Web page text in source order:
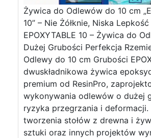
Żywica do Odlewów do 10 cm
10” – Nie Żółknie, Niska Lepkość
EPOXYTABLE 10 – Żywica do
Dużej Grubości Perfekcja
Odlewy do 10 cm Grubości
dwuskładnikowa żywica
premium od ResinPro,
wykonywania odlewów o dużej
ryzyka przegrzania i deformacji.
tworzenia stołów z drewna i
sztuki oraz innych projektów